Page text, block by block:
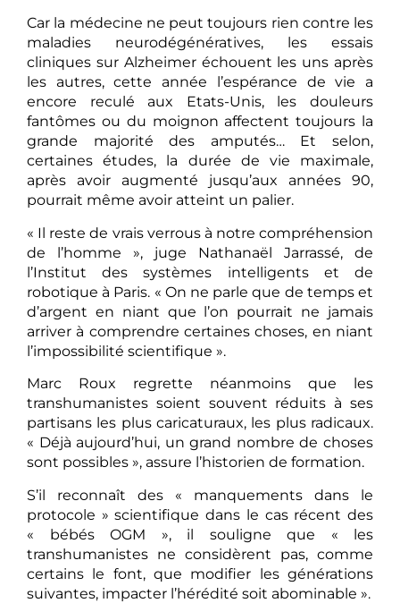
Car la médecine ne peut toujours rien contre les
maladies neurodégénératives, les essais
cliniques sur Alzheimer échouent les uns après
les autres, cette année l’espérance de vie a
encore reculé aux Etats-Unis, les douleurs
fantômes ou du moignon affectent toujours la
grande majorité des amputés… Et selon,
certaines études, la durée de vie maximale,
après avoir augmenté jusqu’aux années 90,
pourrait même avoir atteint un palier.
« Il reste de vrais verrous à notre compréhension
de l’homme », juge Nathanaël Jarrassé, de
l’Institut des systèmes intelligents et de
robotique à Paris. « On ne parle que de temps et
d’argent en niant que l’on pourrait ne jamais
arriver à comprendre certaines choses, en niant
l’impossibilité scientifique ».
Marc Roux regrette néanmoins que les
transhumanistes soient souvent réduits à ses
partisans les plus caricaturaux, les plus radicaux.
« Déjà aujourd’hui, un grand nombre de choses
sont possibles », assure l’historien de formation.
S’il reconnaît des « manquements dans le
protocole » scientifique dans le cas récent des
« bébés OGM », il souligne que « les
transhumanistes ne considèrent pas, comme
certains le font, que modifier les générations
suivantes, impacter l’hérédité soit abominable ».